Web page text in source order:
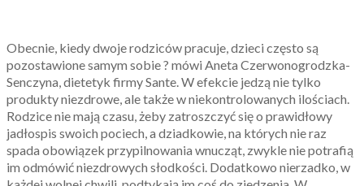
Obecnie, kiedy dwoje rodziców pracuje, dzieci często są
pozostawione samym sobie ? mówi Aneta Czerwonogrodzka-
Senczyna, dietetyk firmy Sante. W efekcie jedzą nie tylko
produkty niezdrowe, ale także w niekontrolowanych ilościach.
Rodzice nie mają czasu, żeby zatroszczyć się o prawidłowy
jadłospis swoich pociech, a dziadkowie, na których nie raz
spada obowiązek przypilnowania wnucząt, zwykle nie potrafią
im odmówić niezdrowych słodkości. Dodatkowo nierzadko, w